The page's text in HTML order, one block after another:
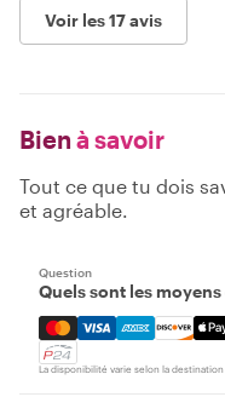
Voir les 17 avis
Bien à savoir
Tout ce que tu dois
et agréable.
Question
Quels sont les
Mastercard, Visa,
La disponibilité varie selon la destination